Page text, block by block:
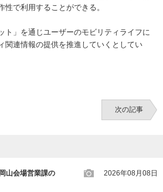
で利用することができる。
」を通じユーザーのモビリティライフに
関連情報の提供を推進していくとしてい
次の記事
山会場営業課の
2026年08月08日